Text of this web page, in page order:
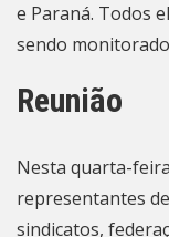
e Paraná. Todos
sendo
Reunião
Nesta quarta-
representantes
sindicatos,